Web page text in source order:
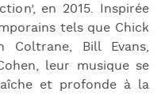
en 2015. Inspirée
tels que Chick
Coltrane, Bill Evans,
leur musique se
et profonde à la